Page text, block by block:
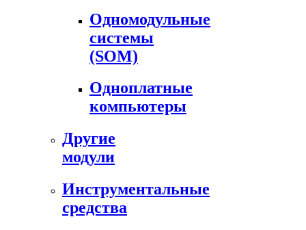
Одномодульные
системы
(SOM)
Одноплатные
компьютеры
Другие
модули
Инструментальные
средства